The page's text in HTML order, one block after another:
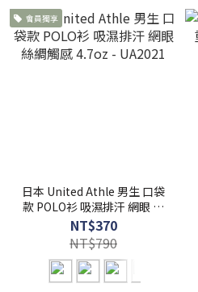
會員獨享
日本 United Athle 男生 口袋
款 POLO衫 吸濕排汗 網眼 絲
綢觸感 4.7oz - UA2021
NT$370
NT$790